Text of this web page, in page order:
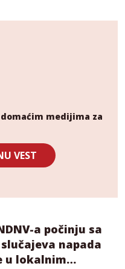
medijima za
VEST
a počinju sa
napada
u lokalnim